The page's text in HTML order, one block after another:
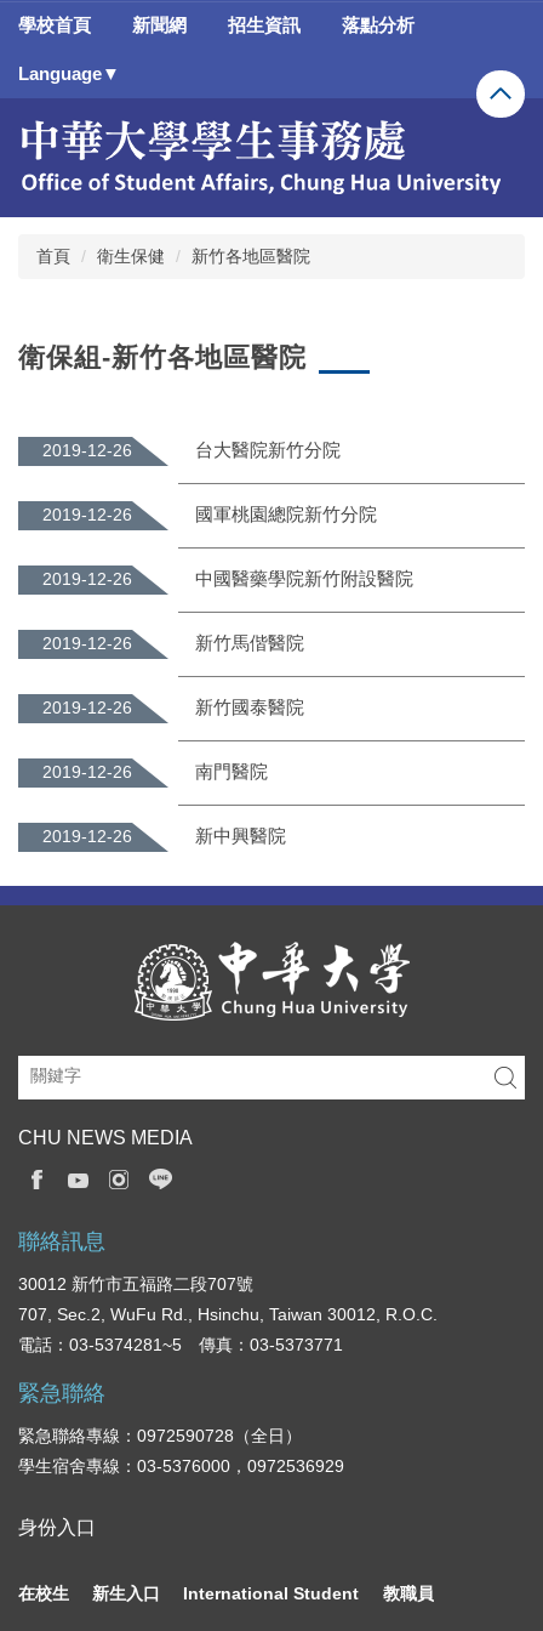
跳
主
容
區
學校首頁 新聞網 招生資訊 落點分析
Language▼
首頁 衛生保健 新竹各地區醫院
衛保組-新竹各地區醫院
2019-12-26 台大醫院新竹分院
2019-12-26 國軍桃園總院新竹分院
2019-12-26 中國醫藥學院新竹附設醫院
2019-12-26 新竹馬偕醫院
2019-12-26 新竹國泰醫院
2019-12-26 南門醫院
2019-12-26 新中興醫院
CHU NEWS MEDIA
聯絡訊息
30012 新竹市五福路二段707號
707, Sec.2, WuFu Rd., Hsinchu, Taiwan 30012, R.O.C.
電話：03-5374281~5 傳真：03-5373771
緊急聯絡
緊急聯絡專線：0972590728（全日）
學生宿舍專線：03-5376000，0972536929
身份入口
在校生 新生入口 International Student 教職員